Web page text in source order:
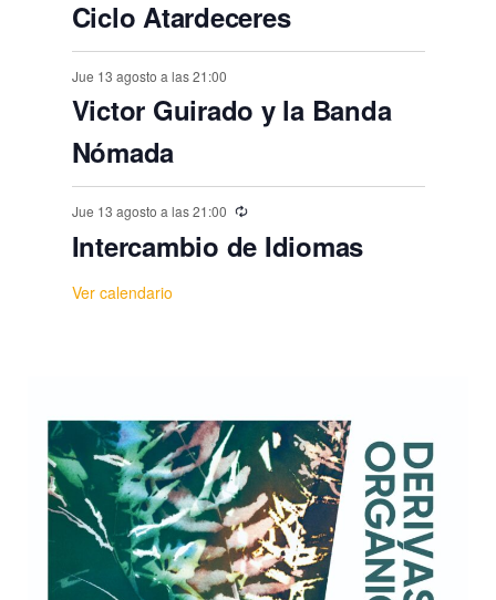
Ciclo Atardeceres
Jue 13 agosto a las 21:00
Victor Guirado y la Banda
Nómada
Jue 13 agosto a las 21:00
Intercambio de Idiomas
Ver calendario